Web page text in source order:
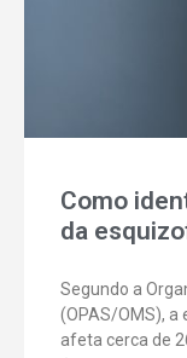
Como
da
Segundo a
(OPAS/OMS),
afeta cerca de